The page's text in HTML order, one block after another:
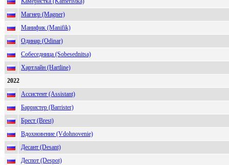
Магнер (Magner)
Манифик (Manifik)
Одинар (Odinar)
Собеседница (Sobesednitsa)
Хартлайн (Hartline)
2022
Ассистент (Assistant)
Барристер (Barrister)
Брест (Brest)
Вдохновение (Vdohnovenie)
Десант (Desant)
Деспот (Despot)